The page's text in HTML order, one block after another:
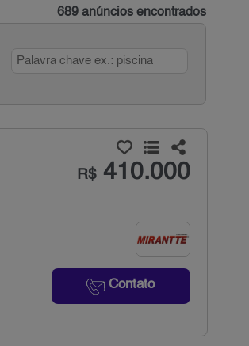
689 anúncios encontrados
R$410.000
Contato